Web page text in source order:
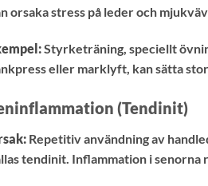
orsaka stress på leder och
Styrketräning, speciellt
eller marklyft, kan sätta
(Tendinit)
Repetitiv användning av
tendinit. Inflammation i senorna